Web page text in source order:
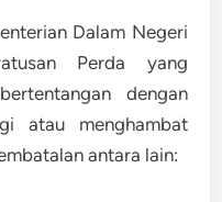
Dalam Negeri
Perda yang
dengan
atau menghambat
antara lain: